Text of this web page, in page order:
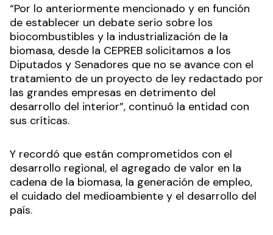
“Por lo anteriormente mencionado y en función
de establecer un debate serio sobre los
biocombustibles y la industrialización de la
biomasa, desde la CEPREB solicitamos a los
Diputados y Senadores que no se avance con el
tratamiento de un proyecto de ley redactado por
las grandes empresas en detrimento del
desarrollo del interior”, continuó la entidad con
sus críticas.
Y recordó que están comprometidos con el
desarrollo regional, el agregado de valor en la
cadena de la biomasa, la generación de empleo,
el cuidado del medioambiente y el desarrollo del
país.